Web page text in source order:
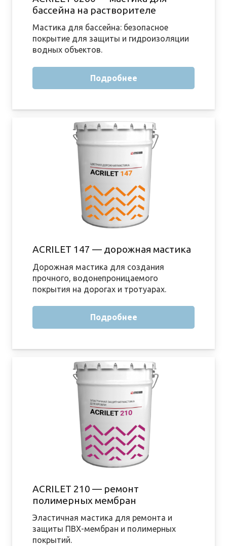
бассейна на растворителе
Мастика для бассейна: безопасное
покрытие для защиты и гидроизоляции
водных объектов.
Подробнее
ACRILET 147 — дорожная мастика
Дорожная мастика для создания
прочного, водонепроницаемого
покрытия на дорогах и тротуарах.
Подробнее
ACRILET 210 — ремонт
полимерных мембран
Эластичная мастика для ремонта и
защиты ПВХ-мембран и полимерных
покрытий.